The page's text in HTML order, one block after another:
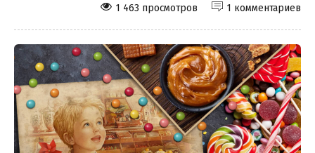
1 комментариев
1 463 просмотров